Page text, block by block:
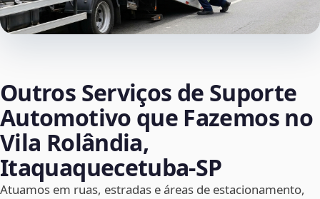
Outros Serviços de Suporte
Automotivo que Fazemos no
Vila Rolândia,
Itaquaquecetuba‑SP
Atuamos em ruas, estradas e áreas de estacionamento,